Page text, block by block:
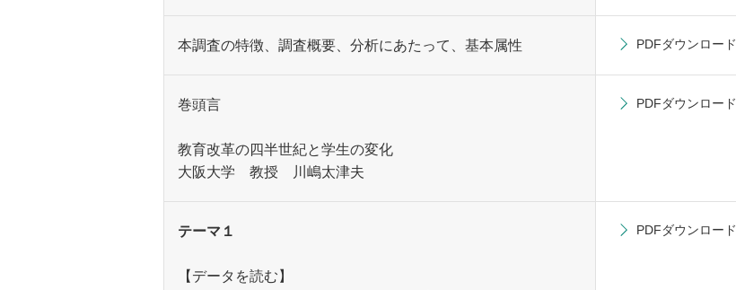
本調査の特徴、調査概要、分析にあたって、基本属性 PDFダウンロード
巻頭言
教育改革の四半世紀と学生の変化
大阪大学 教授 川嶋太津夫
PDFダウンロード
テーマ１
【データを読む】
PDFダウンロード